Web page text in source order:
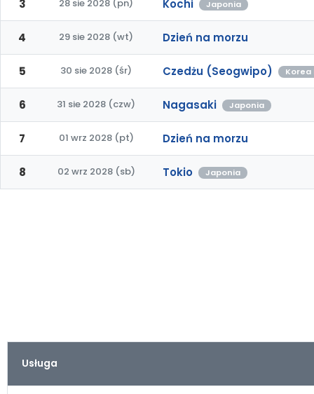
3 28 sie 2028 (pn) Kochi Japonia
4 29 sie 2028 (wt) Dzień na morzu
5 30 sie 2028 (śr) Czedżu (Seogwipo) Korea
6 31 sie 2028 (czw) Nagasaki Japonia
7 01 wrz 2028 (pt) Dzień na morzu
8 02 wrz 2028 (sb) Tokio Japonia
Usługa